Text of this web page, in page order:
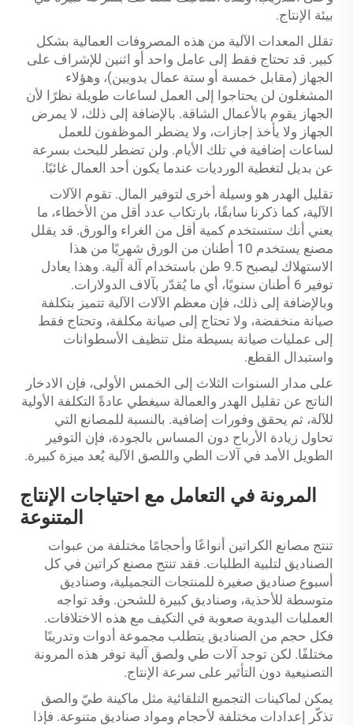
بيئة الإنتاج.
تقلل المعدات الآلية من هذه المصروفات العمالية بشكل
كبير. قد تحتاج فقط إلى عامل واحد أو اثنين للإشراف على
الجهاز (مقابل خمسة أو ستة عمال يدويين)، وهؤلاء
المشغلون لن يحتاجوا إلى العمل لساعات طويلة نظرًا لأن
الجهاز يقوم بالأعمال الشاقة. بالإضافة إلى ذلك، لا يمرض
الجهاز ولا يأخذ إجازات، ولا يضطر الموظفون للعمل
لساعات إضافية في تلك الأيام. ولن تضطر للبحث بسرعة
عن بديل لتغطية الورديات عندما يكون أحد العمال غائبًا.
تقليل الهدر هو وسيلة أخرى لتوفير المال. تقوم الآلات
الآلية، كما ذكرنا سابقًا، بارتكاب عدد أقل من الأخطاء، ما
يعني أنك ستستخدم كمية أقل من الغراء والورق. قد يقلل
مصنع يستخدم 10 أطنان من الورق شهريًا من هذا
الاستهلاك ليصبح 9.5 طن باستخدام آلة آلية. وهذا يعادل
توفير 6 أطنان سنويًا، أي ما يُقدّر بآلاف الدولارات.
وبالإضافة إلى ذلك، فإن معظم الآلات الآلية تتميز بتكلفة
صيانة منخفضة، ولا تحتاج إلى صيانة مكلفة، وتحتاج فقط
إلى عمليات صيانة بسيطة مثل تنظيف الأسطوانات
واستبدال القطع.
على مدار السنوات الثلاث إلى الخمس الأولى، فإن الادخار
الناتج عن تقليل الهدر والعمالة سيغطي عادةً التكلفة الأولية
للآلة، ثم يحقق وفورات إضافية. بالنسبة للمصانع التي
تحاول زيادة الأرباح دون المساس بالجودة، فإن التوفير
الطويل الأمد في آلات الطي واللصق الآلية يُعد ميزة كبيرة.
المرونة في التعامل مع احتياجات الإنتاج
المتنوعة
تنتج مصانع الكراتين أنواعًا وأحجامًا مختلفة من عبوات
الصناديق لتلبية الطلبات. فقد تنتج مصنع كراتين في كل
أسبوع صناديق صغيرة للمنتجات التجميلية، وصناديق
متوسطة للأحذية، وصناديق كبيرة للشحن. وقد تواجه
العمليات اليدوية صعوبة في التكيف مع هذه الاختلافات.
فكل حجم من الصناديق يتطلب مجموعة أدوات وتدريبًا
مختلفًا. لكن توجد آلات طي ولصق آلية توفر هذه المرونة
التصنيعية دون التأثير على سرعة الإنتاج.
يمكن لماكينات التجميع التلقائية مثل ماكينة طيّ والصق
تذكّر إعدادات مختلفة لأحجام ومواد صناديق متنوعة. فإذا